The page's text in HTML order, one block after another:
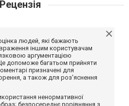
Рецензія
людей, які бажають
іншим користувачам
аргументацією
допоможе багатьом прийняти
призначені для
а також для роз'яснення
ненормативної
безпосереднє порівняння з